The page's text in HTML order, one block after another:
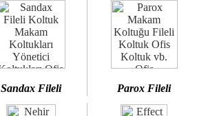
Sandax Fileli Parox Fileli